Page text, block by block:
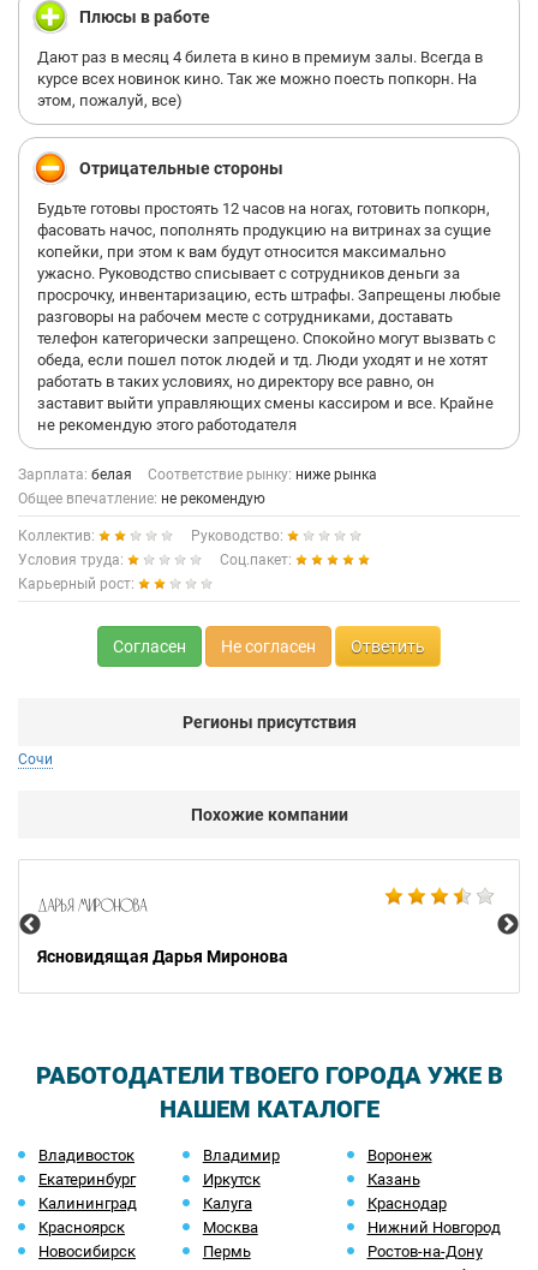
Плюсы в работе
Дают раз в месяц 4 билета в кино в премиум залы. Всегда в
курсе всех новинок кино. Так же можно поесть попкорн. На
этом, пожалуй, все)
Отрицательные стороны
Будьте готовы простоять 12 часов на ногах, готовить попкорн,
фасовать начос, пополнять продукцию на витринах за сущие
копейки, при этом к вам будут относится максимально
ужасно. Руководство списывает с сотрудников деньги за
просрочку, инвентаризацию, есть штрафы. Запрещены любые
разговоры на рабочем месте с сотрудниками, доставать
телефон категорически запрещено. Спокойно могут вызвать с
обеда, если пошел поток людей и тд. Люди уходят и не хотят
работать в таких условиях, но директору все равно, он
заставит выйти управляющих смены кассиром и все. Крайне
не рекомендую этого работодателя
Зарплата: белая Соответствие рынку: ниже рынка
Общее впечатление: не рекомендую
Коллектив:
Руководство:
Условия труда:
Соц.пакет:
Карьерный рост:
Согласен Не согласен Ответить
Регионы присутствия
Сочи
Похожие компании
Ясновидящая Дарья Миронова
РАБОТОДАТЕЛИ ТВОЕГО ГОРОДА УЖЕ В
НАШЕМ КАТАЛОГЕ
Владивосток Владимир
Воронеж
Екатеринбург
Иркутск
Казань
Калининград
Калуга
Краснодар
Красноярск
Москва
Нижний Новгород
Новосибирск
Пермь
Ростов-на-Дону